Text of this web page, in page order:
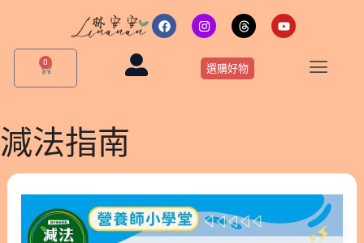
容
F
a
c
I
n
s
t
a
g
T
h
r
e
a
d
Y
o
u
0
購
物
籃
選購好物
減法指南
營